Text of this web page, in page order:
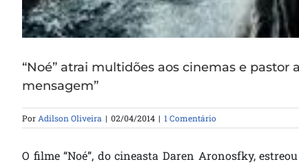
“Noé” atrai multidões aos cinemas e
mensagem”
PorAdilson Oliveira | 02/04/2014 | 1 Comentário
O filme “Noé”, do cineasta Daren Aronosfky,